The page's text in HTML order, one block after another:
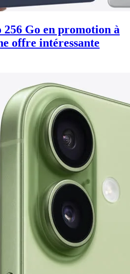
Go en promotion à
offre intéressante